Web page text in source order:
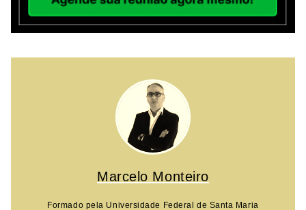
Marcelo Monteiro
Formado pela Universidade Federal de Santa Maria